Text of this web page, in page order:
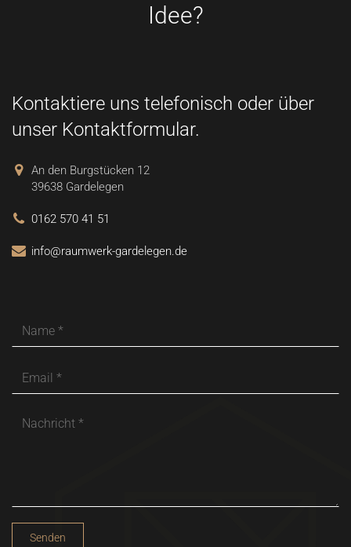
Idee?
Kontaktiere uns telefonisch oder über
unser Kontaktformular.
An den Burgstücken 12
39638 Gardelegen
0162 570 41 51
info@raumwerk-gardelegen.de
Senden